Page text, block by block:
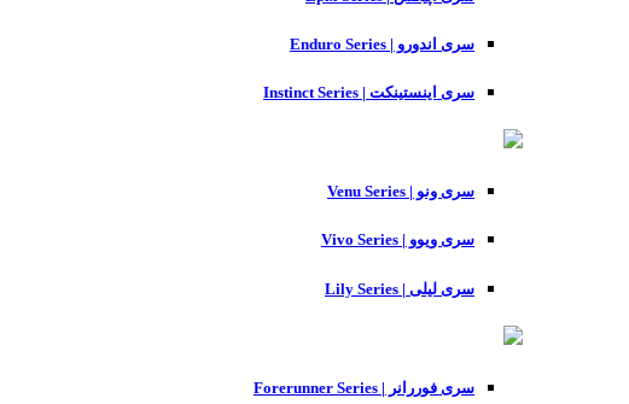
سری اندورو | Enduro Series
سری اینستینکت | Instinct Series
سری ونو | Venu Series
سری ویوو | Vivo Series
سری لیلی | Lily Series
سری فوررانر | Forerunner Series